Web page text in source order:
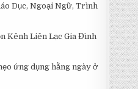
Dục, Ngoại Ngữ, Trình
Kênh Liên Lạc Gia Đình
ứng dụng hằng ngày ở